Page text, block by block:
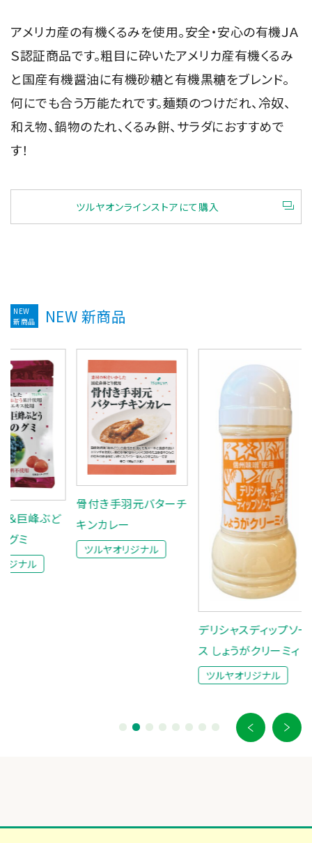
アメリカ産の有機くるみを使用。安全・安心の有機ＪＡ
Ｓ認証商品です。粗目に砕いたアメリカ産有機くるみ
と国産有機醤油に有機砂糖と有機黒糖をブレンド。
何にでも合う万能たれです。麺類のつけだれ、冷奴、
和え物、鍋物のたれ、くるみ餅、サラダにおすすめで
す！
ツルヤオンラインストアにて購入
NEW
新商品
NEW 新商品
ど
骨付き手羽元バターチ
キンカレー
ツルヤオリジナル
デリシャスディップソー
ス しょうがクリーミィ
ツルヤオリジナル
ボト
菜な